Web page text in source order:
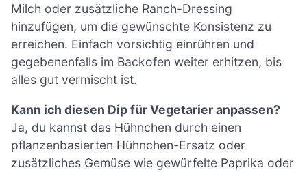
Milch oder zusätzliche Ranch-Dressing
hinzufügen, um die gewünschte Konsistenz zu
erreichen. Einfach vorsichtig einrühren und
gegebenenfalls im Backofen weiter erhitzen, bis
alles gut vermischt ist.
Kann ich diesen Dip für Vegetarier anpassen?
Ja, du kannst das Hühnchen durch einen
pflanzenbasierten Hühnchen-Ersatz oder
zusätzliches Gemüse wie gewürfelte Paprika oder